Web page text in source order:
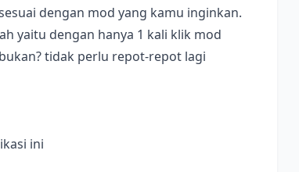
dengan mod yang kamu inginkan.
yaitu dengan hanya 1 kali klik mod
tidak perlu repot-repot lagi
ini